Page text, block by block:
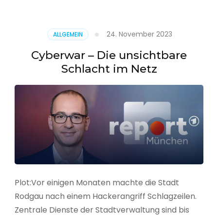
ALLGEMEIN 24. November 2023
Cyberwar – Die unsichtbare
Schlacht im Netz
Plot:Vor einigen Monaten machte die Stadt
Rodgau nach einem Hackerangriff Schlagzeilen.
Zentrale Dienste der Stadtverwaltung sind bis